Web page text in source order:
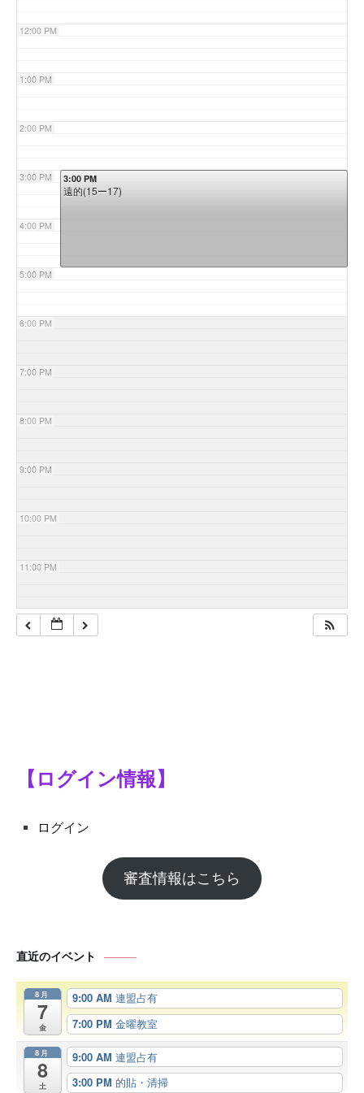
12:00 PM
1:00 PM
2:00 PM
3:00 PM
4:00 PM
5:00 PM
6:00 PM
7:00 PM
8:00 PM
9:00 PM
10:00 PM
11:00 PM
3:00 PM
遠的(15ー17)
【ログイン情報】
ログイン
審査情報はこちら
直近のイベント
8月
7
金
9:00 AM 連盟占有
7:00 PM 金曜教室
8月
8
土
9:00 AM 連盟占有
3:00 PM 的貼・清掃